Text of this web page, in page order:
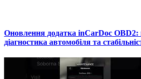
Оновлення додатка inCarDoc
діагностика автомобіля та